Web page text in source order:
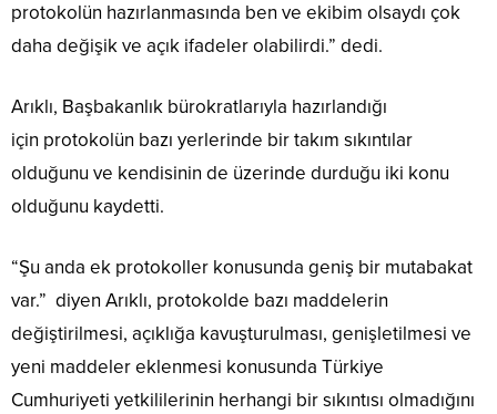
protokolün hazırlanmasında ben ve ekibim olsaydı çok
daha değişik ve açık ifadeler olabilirdi.” dedi.
Arıklı, Başbakanlık bürokratlarıyla hazırlandığı
için protokolün bazı yerlerinde bir takım sıkıntılar
olduğunu ve kendisinin de üzerinde durduğu iki konu
olduğunu kaydetti.
“Şu anda ek protokoller konusunda geniş bir mutabakat
var.” diyen Arıklı, protokolde bazı maddelerin
değiştirilmesi, açıklığa kavuşturulması, genişletilmesi ve
yeni maddeler eklenmesi konusunda Türkiye
Cumhuriyeti yetkililerinin herhangi bir sıkıntısı olmadığını